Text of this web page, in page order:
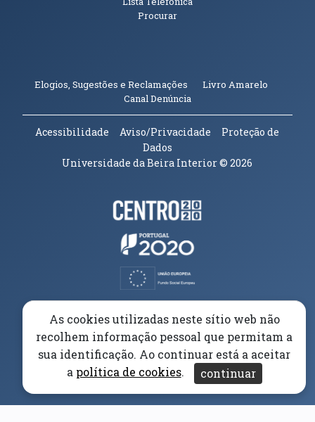
Procurar
Elogios, Sugestões e Reclamações Livro Amarelo
Canal Denúncia(abre em nova janela)
Acessibilidade Aviso/Privacidade
Proteção de
Dados
Universidade da Beira Interior© 2026
Parceiros e Financiadores
(abre em nova janela)
(abre em nova janela)
As cookies utilizadas neste sítio web não
recolhem informação pessoal que permitam a
sua identificação. Ao continuar está a aceitar
a política de cookies. continuar